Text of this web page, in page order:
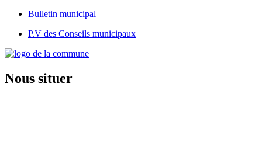
Bulletin municipal
P.V des Conseils municipaux
Nous situer